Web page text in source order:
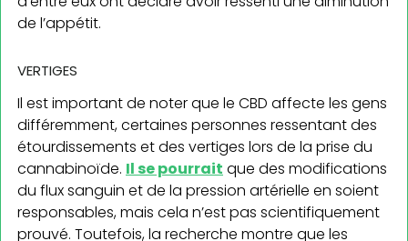
de l’appétit.
VERTIGES
Il est important de noter que le CBD affecte les gens
différemment, certaines personnes ressentant des
étourdissements et des vertiges lors de la prise du
cannabinoïde. Il se pourrait que des modifications
du flux sanguin et de la pression artérielle en soient
responsables, mais cela n’est pas scientifiquement
prouvé. Toutefois, la recherche montre que les